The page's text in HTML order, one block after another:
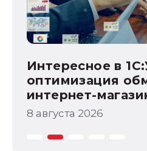
Интересное в
оптимизация
интернет-
8 августа 2026